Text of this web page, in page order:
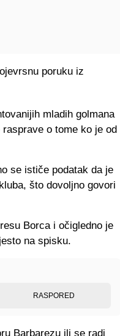
poruku iz
mladih golmana
o tome ko je od
se ističe podatak da je
što dovoljno govori
Borca i očigledno je
na spisku.
RASPORED
Barbarezu ili se radi